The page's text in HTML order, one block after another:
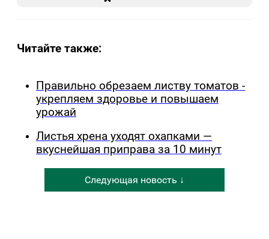
Читайте также:
Правильно обрезаем листву томатов -
укрепляем здоровье и повышаем
урожай
Листья хрена уходят охапками —
вкуснейшая приправа за 10 минут
Следующая новость ↓